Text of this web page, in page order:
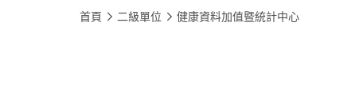
首頁 二級單位 健康資料加值暨統計中心